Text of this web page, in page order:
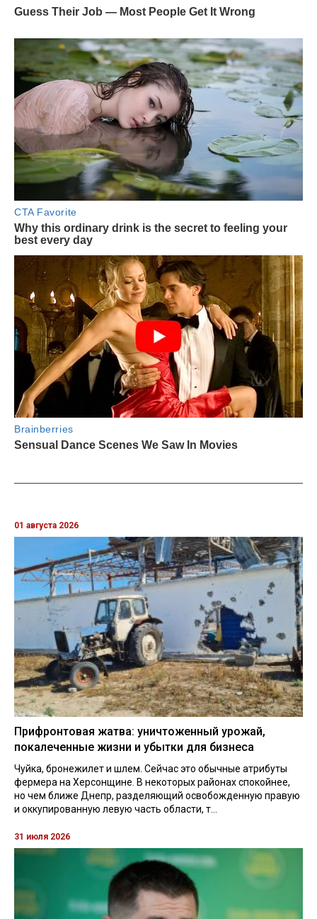
01 августа 2026
Прифронтовая жатва: уничтоженный урожай,
покалеченные жизни и убытки для бизнеса
Чуйка, бронежилет и шлем. Сейчас это обычные атрибуты
фермера на Херсонщине. В некоторых районах спокойнее,
но чем ближе Днепр, разделяющий освобожденную правую
и оккупированную левую часть области, т...
31 июля 2026